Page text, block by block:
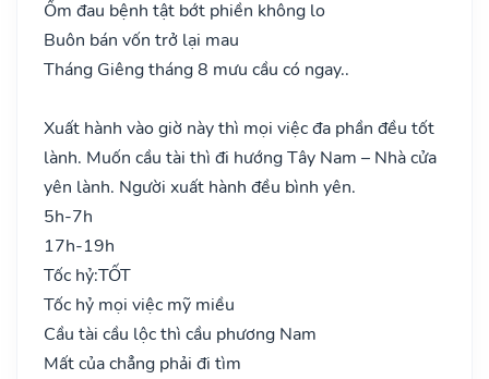
Ốm đau bệnh tật bớt phiền không lo
Buôn bán vốn trở lại mau
Tháng Giêng tháng 8 mưu cầu có ngay..
Xuất hành vào giờ này thì mọi việc đa phần đều tốt
lành. Muốn cầu tài thì đi hướng Tây Nam – Nhà cửa
yên lành. Người xuất hành đều bình yên.
5h-7h
17h-19h
Tốc hỷ:TỐT
Tốc hỷ mọi việc mỹ miều
Cầu tài cầu lộc thì cầu phương Nam
Mất của chẳng phải đi tìm